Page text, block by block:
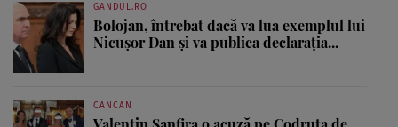
GANDUL.RO
Bolojan, întrebat dacă va lua exemplul lui
Nicușor Dan și va publica declarația...
CANCAN